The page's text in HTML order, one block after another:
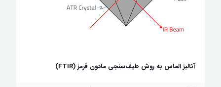
آنالیز الماس به روش طیف‌سنجی مادون قرمز (FTIR)